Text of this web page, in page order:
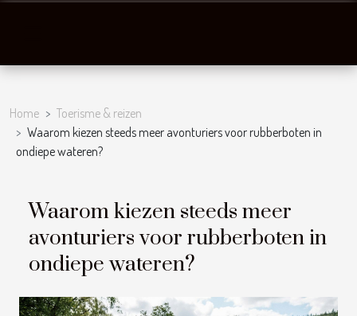
Home
Toerisme & reizen
Waarom kiezen steeds meer avonturiers voor rubberboten in
ondiepe wateren?
Waarom kiezen steeds meer
avonturiers voor rubberboten in
ondiepe wateren?